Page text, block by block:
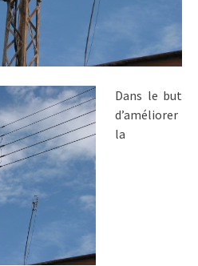
Dans le but
d’améliorer
la